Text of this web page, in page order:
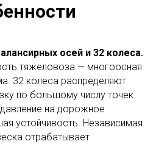
осей и 32 колеса.
тяжеловоза — многоосная
32 колеса распределяют
по большому числу точек
на дорожное
устойчивость. Независимая
отрабатывает